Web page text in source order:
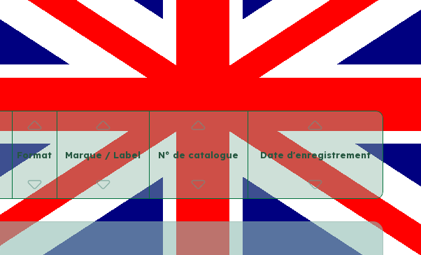
Format Marque / Label N° de catalogue Date d'enregistrement